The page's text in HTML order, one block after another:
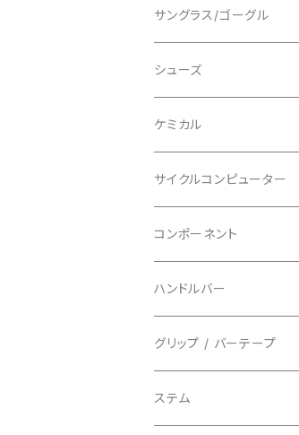
AVID/アヴィド
BAR MITTS/バーミッツ
BAZOOKA/バズーカ
BBB/ビービービー
BELL/ベル
BIKEHAND/バイクハンド
BIO RACER/ビオレーサー
BIKEYOKE/バイクヨーク
ショートスリーブ
ショーツ
ビブタイプ
パンツ / タイツ
上下セット
グローブ
指切り
フルフィンガー
ソックス
シューズカバー
キャップ
その他
ニー/膝
その他
ロード
マウンテンバイク
フルフェイス
キッズ
サングラス/ゴーグル
アクセサリー
シューズ
ロード
グラベル
マウンテンバイク
フラットペダル用
ビンディングペダル用
インソール
ケミカル
サイクルコンピューター
ヘッドユニット
センサー
アクセサリー
コンポーネント
カセットスプロケット
シフターマウント
ステムスペーサー
ハンドルバー
ドロップハンドル
フラット/ライザーバー
グリップ / バーテープ
グリップ
ステム